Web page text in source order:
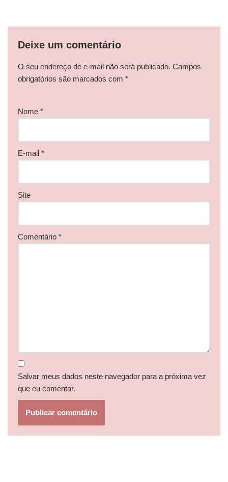
Deixe um comentário
O seu endereço de e-mail não será publicado. Campos
obrigatórios são marcados com *
Nome *
E-mail *
Site
Comentário *
Salvar meus dados neste navegador para a próxima vez
que eu comentar.